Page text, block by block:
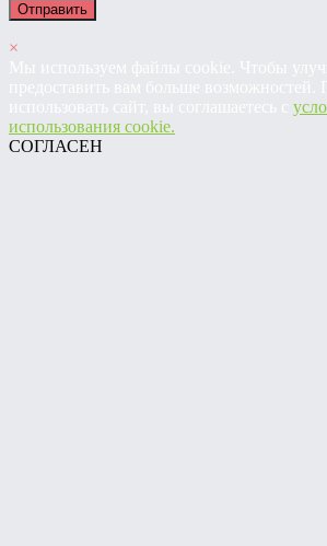
×
использования cookie.
СОГЛАСЕН